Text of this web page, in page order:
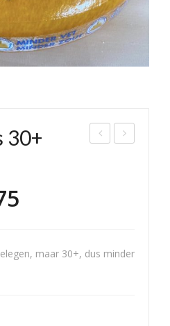
en
Bel
30+
maar 30+, dus minder